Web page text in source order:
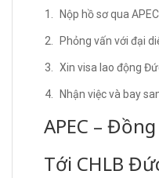
Nộp hồ sơ qua APEC
Phỏng vấn với đại
Xin visa lao động
Nhận việc và bay
APEC –
Tới CHLB